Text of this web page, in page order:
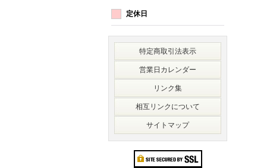
定休日
特定商取引法表示
営業日カレンダー
リンク集
相互リンクについて
サイトマップ